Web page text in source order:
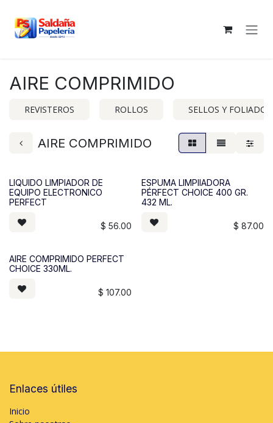
AIRE COMPRIMIDO
REVISTEROS ROLLOS SELLOS Y
AIRE COMPRIMIDO
LIQUIDO LIMPIADOR DE
EQUIPO ELECTRONICO
PERFECT
$ 56.00
ESPUMA LIMPIIADORA
PÉRFECT CHOICE 400 GR.
432 ML.
$ 87.00
AIRE COMPRIMIDO PERFECT
CHOICE 330ML.
$ 107.00
Enlaces útiles
Inicio